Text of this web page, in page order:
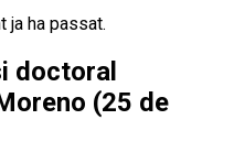
ja ha passat.
doctoral
(25 de